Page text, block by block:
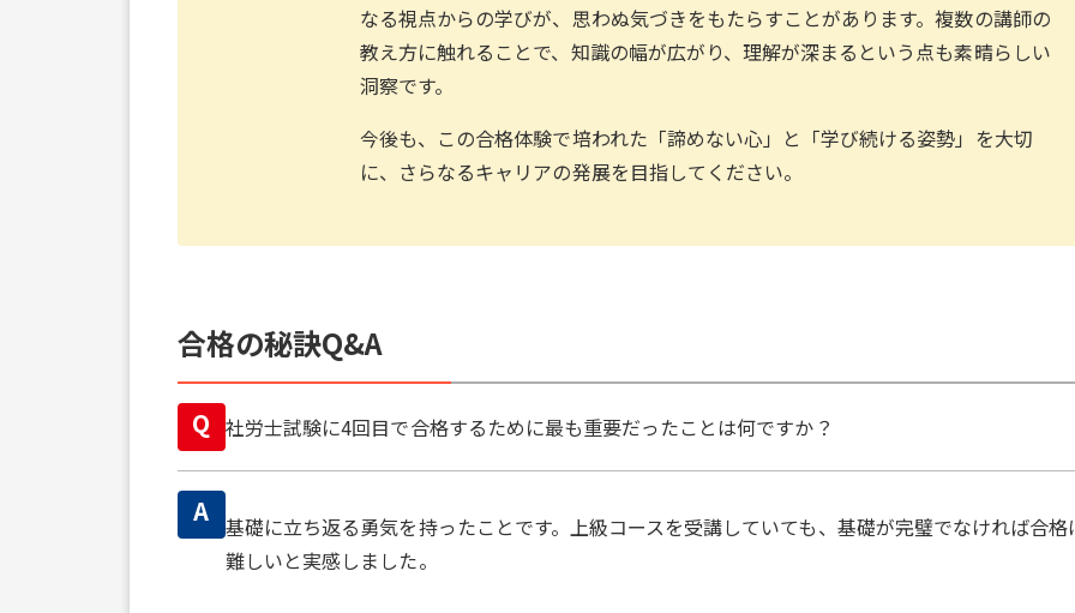
なる視点からの学びが、思わぬ気づきをもたらすことがあります。複数の講師の
教え方に触れることで、知識の幅が広がり、理解が深まるという点も素晴らしい
洞察です。
今後も、この合格体験で培われた「諦めない心」と「学び続ける姿勢」を大切
に、さらなるキャリアの発展を目指してください。
合格の秘訣Q&A
Q 社労士試験に4回目で合格するために最も重要だったことは何ですか？
A 基礎に立ち返る勇気を持ったことです。上級コースを受講していても、基礎が完璧でなければ合格
難しいと実感しました。